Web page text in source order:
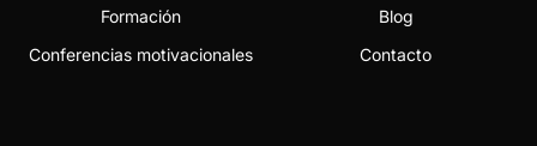
Formación
Conferencias motivacionales
Blog
Contacto